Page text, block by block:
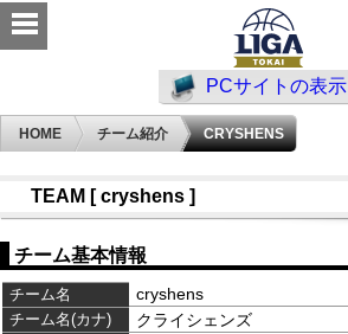
PCサイトの表示
HOME チーム紹介 CRYSHENS
TEAM [ cryshens ]
チーム基本情報
チーム名 cryshens
チーム名(カナ) クライシェンズ